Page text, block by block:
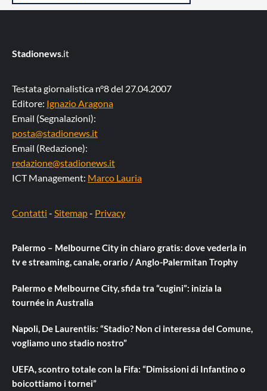
Stadionews.it
Testata giornalistica n°8 del 27.04.2007
Editore: Ignazio Aragona
Email (Segnalazioni):
posta@stadionews.it
Email (Redazione):
redazione@stadionews.it
ICT Management: Marco Lauria
Contatti - Sitemap- Privacy
Palermo – Melbourne City in chiaro gratis: dove vederla in
tv e streaming, canale, orario / Anglo-Palermitan Trophy
Palermo e Melbourne City, sfida tra “cugini”: inizia la
tournée in Australia
Napoli, De Laurentiis: “Stadio? Non ci interessa del Comune,
vogliamo uno stadio nostro”
UEFA, scontro totale con la Fifa: “Dimissioni di Infantino o
boicottiamo i tornei”